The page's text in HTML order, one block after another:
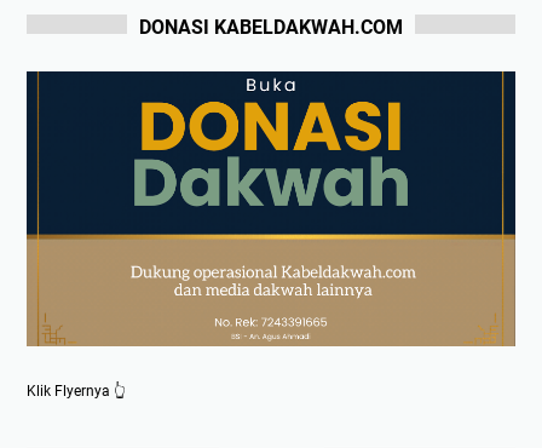
DONASI KABELDAKWAH.COM
Klik Flyernya 👆